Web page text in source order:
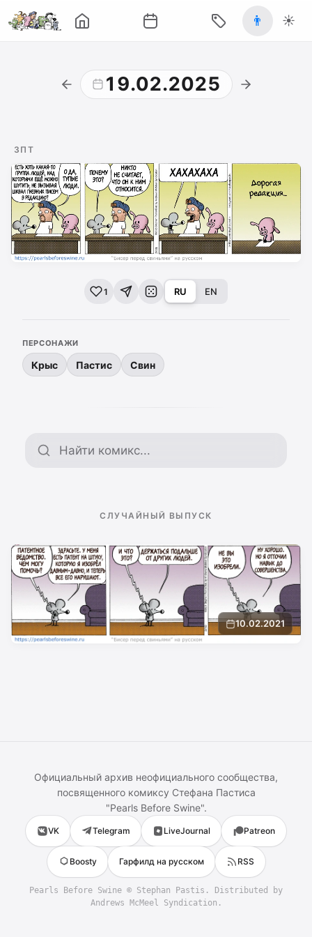
👨 ☀️
19.02.2025
ЗПТ
1 RU EN
ПЕРСОНАЖИ
Крыс Пастис Свин
Поиск по архиву
СЛУЧАЙНЫЙ ВЫПУСК
10.02.2021
Официальный архив неофициального сообщества,
посвященного комиксу Стефана Пастиса
"Pearls Before Swine".
VK Telegram LiveJournal Patreon
Boosty Гарфилд на русском RSS
Pearls Before Swine © Stephan Pastis . Distributed by
Andrews McMeel Syndication.